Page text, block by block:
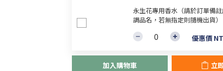
永生花專用香水（請於訂單備
調品名，若無指定則隨機出貨）
優惠價
加入購物車 立